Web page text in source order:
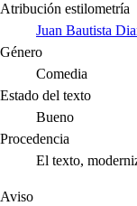
Atribución estilometría
Juan Bautista
Género
Comedia
Estado del texto
Bueno
Procedencia
El texto,
Aviso